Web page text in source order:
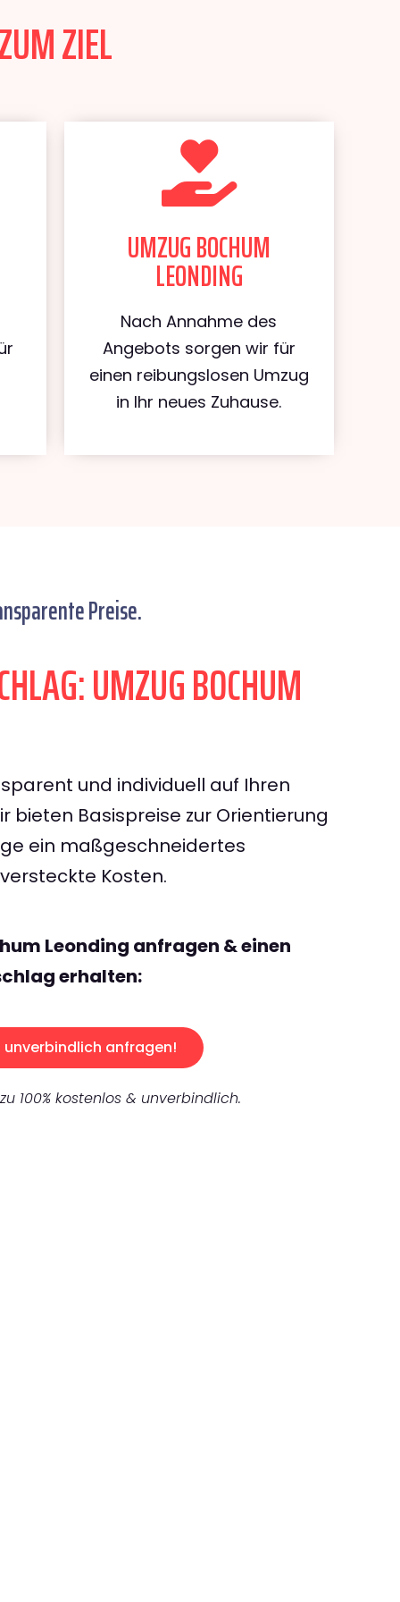
ZIEL
UMZUG BOCHUM
LEONDING
Nach Annahme des
Angebots sorgen wir für
einen reibungslosen Umzug
in Ihr neues Zuhause.
Preise.
UMZUG BOCHUM
und individuell auf Ihren
bieten Basispreise zur Orientierung
ein maßgeschneidertes
Kosten.
Leonding anfragen & einen
erhalten:
unverbindlich anfragen!
100% kostenlos & unverbindlich.